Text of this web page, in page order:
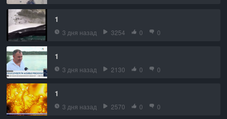
1
3 дня назад 3254 0 0
1
3 дня назад 2130 0 0
1
3 дня назад 2570 0 0